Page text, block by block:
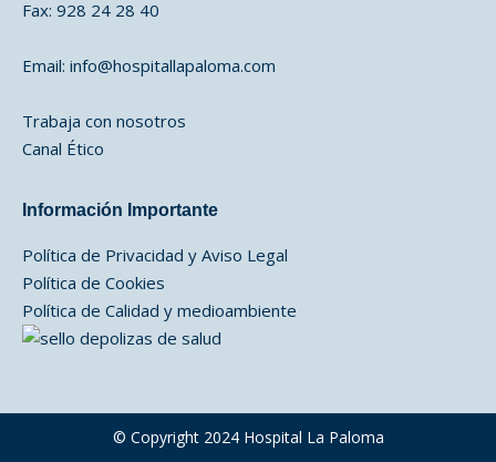
Fax: 928 24 28 40
Email: info@hospitallapaloma.com
Trabaja con nosotros
Canal Ético
Información Importante
Política de Privacidad y Aviso Legal
Política de Cookies
Política de Calidad y medioambiente
© Copyright 2024 Hospital La Paloma